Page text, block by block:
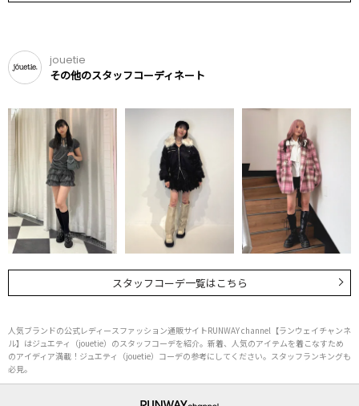
jouetie
その他のスタッフコーディネート
スタッフコーデ一覧はこちら
人気ブランドの公式レディースファッション通販サイトRUNWAY channel【ランウェイチャンネ
ル】はジュエティ（jouetie）のスタッフコーデを紹介。新着、人気のアイテムを着こなすため
のアイディア満載！ジュエティ（jouetie）コーデの参考にしてください。スタッフランキングも
必見。